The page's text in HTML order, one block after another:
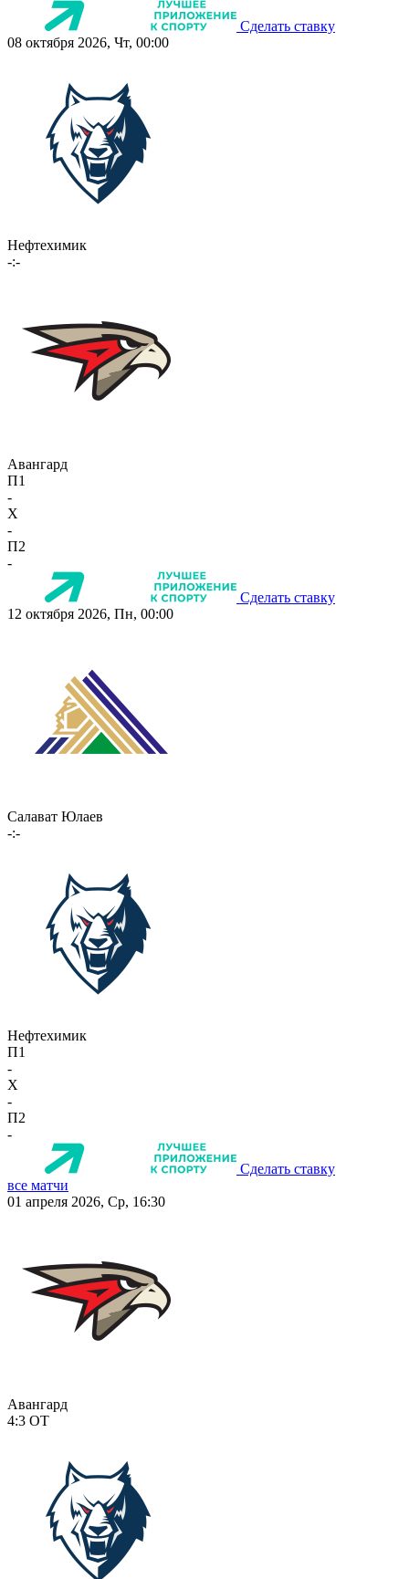
Сделать ставку
08 октября 2026, Чт, 00:00
Нефтехимик
-:-
Авангард
П1
-
X
-
П2
-
Сделать ставку
12 октября 2026, Пн, 00:00
Салават Юлаев
-:-
Нефтехимик
П1
-
X
-
П2
-
Сделать ставку
все матчи
01 апреля 2026, Ср, 16:30
Авангард
4:3 ОТ